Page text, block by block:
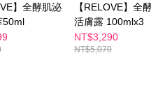
adalah 14 hari. Walau
memuat turun Aplikasi AFTEE
menikmati tempoh pembayaran
untuk pesanan
】全酵肌泌
50ml
【RELOVE】全
活膚露 100mlx3
NT$3,290
NT$5,070